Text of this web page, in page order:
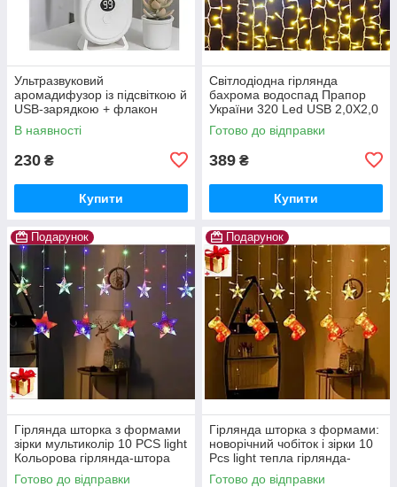
Ультразвуковий
аромадифузор із підсвіткою й
USB-зарядкою + флакон
Диспенсер для освіжувача
повітря Ароматичний
В наявності
230 ₴
Купити
Світлодіодна гірлянда
бахрома водоспад Прапор
України 320 Led USB 2,0Х2,0
м патріотична жовто-
блакитна
Готово до відправки
389 ₴
Купити
Подарунок
Гірлянда шторка з формами
зірки мультиколір 10 PCS light
Кольорова гірлянда-штора
Готово до відправки
Подарунок
Гірлянда шторка з формами:
новорічний чобіток і зірки 10
Pcs light тепла гірлянда-
штора
Готово до відправки